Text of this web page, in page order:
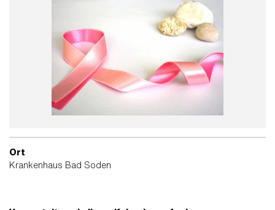
Ort
Krankenhaus Bad Soden